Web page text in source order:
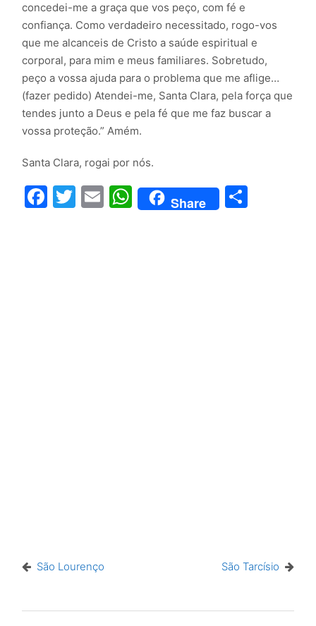
concedei-me a graça que vos peço, com fé e
confiança. Como verdadeiro necessitado, rogo-vos
que me alcanceis de Cristo a saúde espiritual e
corporal, para mim e meus familiares. Sobretudo,
peço a vossa ajuda para o problema que me aflige…
(fazer pedido) Atendei-me, Santa Clara, pela força que
tendes junto a Deus e pela fé que me faz buscar a
vossa proteção.” Amém.
Santa Clara, rogai por nós.
Facebook
Twitter
EmailWhatsApp
Share
São Lourenço São Tarcísio